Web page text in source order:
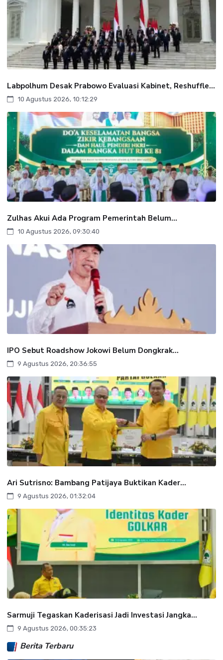
Labpolhum Desak Prabowo Evaluasi Kabinet, Reshuffle...
10 Agustus 2026, 10:12:29
Zulhas Akui Ada Program Pemerintah Belum...
10 Agustus 2026, 09:30:40
IPO Sebut Roadshow Jokowi Belum Dongkrak...
9 Agustus 2026, 20:36:55
Ari Sutrisno: Bambang Patijaya Buktikan Kader...
9 Agustus 2026, 01:32:04
Sarmuji Tegaskan Kaderisasi Jadi Investasi Jangka...
9 Agustus 2026, 00:35:23
Berita Terbaru